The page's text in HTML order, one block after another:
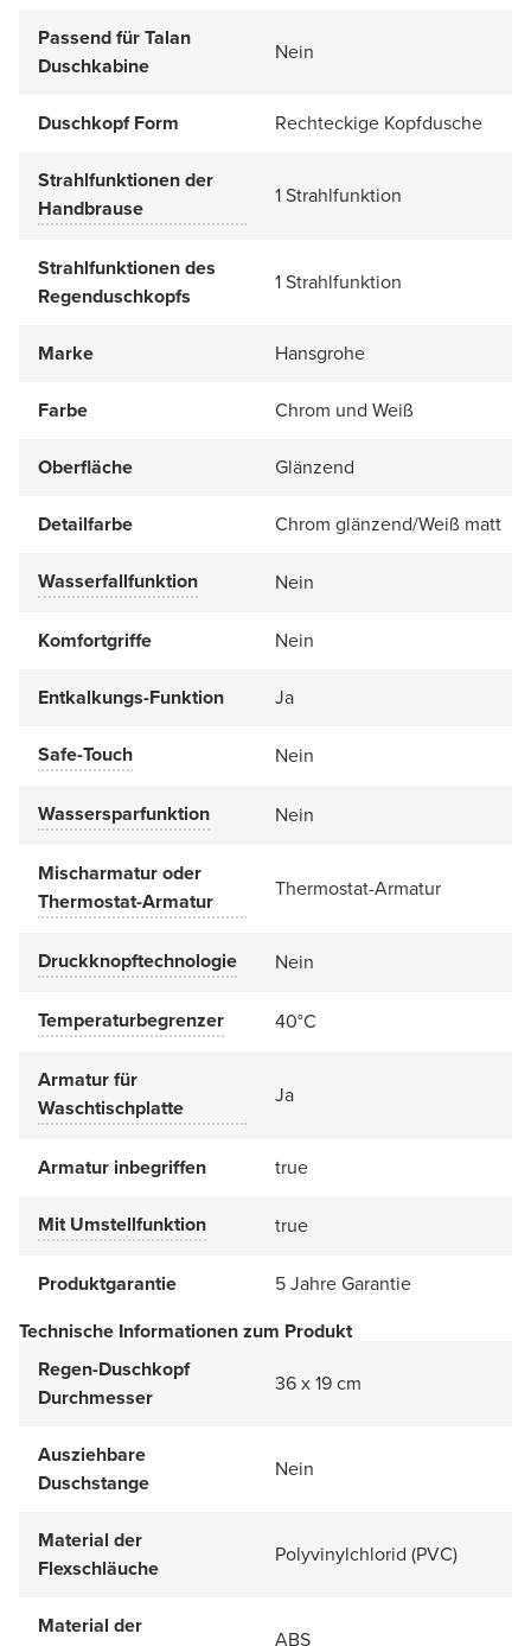
Passend für Talan
Duschkabine
Nein
Duschkopf Form Rechteckige Kopfdusche
Strahlfunktionen der
Handbrause
1 Strahlfunktion
Strahlfunktionen des
Regenduschkopfs
1 Strahlfunktion
Marke Hansgrohe
Farbe Chrom und Weiß
Oberfläche Glänzend
Detailfarbe Chrom glänzend/Weiß matt
Wasserfallfunktion Nein
Komfortgriffe Nein
Entkalkungs-Funktion Ja
Safe-Touch Nein
Wassersparfunktion Nein
Mischarmatur oder
Thermostat-Armatur
Thermostat-Armatur
Druckknopftechnologie Nein
Temperaturbegrenzer 40°C
Armatur für
Waschtischplatte
Ja
Armatur inbegriffen true
Mit Umstellfunktion true
Produktgarantie
5 Jahre Garantie
Technische Informationen zum Produkt
Regen-Duschkopf
Durchmesser
36 x 19 cm
Ausziehbare
Duschstange
Nein
Material der
Flexschläuche
Polyvinylchlorid (PVC)
Material der
ABS